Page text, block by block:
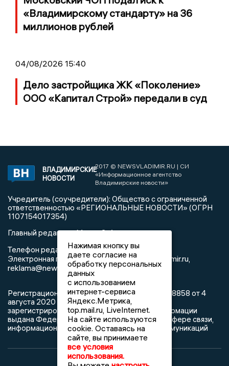
«Владимирскому стандарту» на 36
миллионов рублей
04/08/2026 15:40
Дело застройщика ЖК «Поколение»
ООО «Капитал Строй» передали в суд
ВЛАДИМИРСКИЕ
НОВОСТИ
2017 © NEWSVLADIMIR.RU | СИ
«Информационное агентство
Владимирские новости»
Учредитель (соучредители): Общество с ограниченной
ответственностью «РЕГИОНАЛЬНЫЕ НОВОСТИ» (ОГРН
1107154017354)
Главный редактор: Мазов С. А.
Телефон редакции:8 (4922) 666916
Электронная почта редакции:info@newsvladimir.ru
reklama@newsvladimir.ru
Регистрационный номер: серия Эл № ФС77-78858 от 4
августа 2020 г. согласно выписке из реестра
зарегистрированных средств массовой информации
выдана Федеральной службой по надзору в сфере связи,
информационных технологий и массовых коммуникаций
Нажимая кнопку вы
даете согласие на
обработку персональных
данных
с использованием
интернет-сервиса
Яндекс.Метрика,
top.mail.ru, LiveInternet.
На сайте используются
cookie. Оставаясь на
сайте, вы принимаете
все условия
использования.